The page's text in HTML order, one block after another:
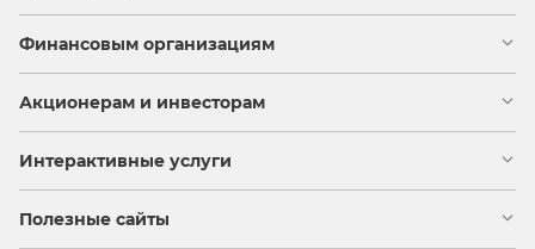
Финансовым организациям
Акционерам и инвесторам
Интерактивные услуги
Полезные сайты